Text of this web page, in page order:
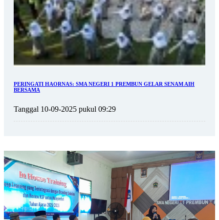
PERINGATI HAORNAS: SMA NEGERI 1 PREMBUN GELAR SENAM AIH
BERSAMA
Tanggal 10-09-2025 pukul 09:29